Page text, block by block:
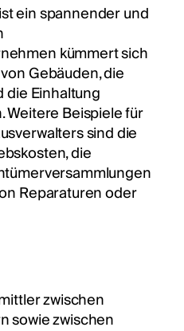
ist ein spannender und
kümmert sich
Gebäuden, die
die Einhaltung
Beispiele für
sind die
die
Reparaturen oder
zwischen
sowie zwischen